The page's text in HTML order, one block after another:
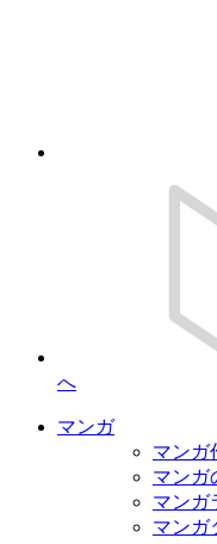
へ
マンガ
マンガ
マンガ
マンガ
マンガ